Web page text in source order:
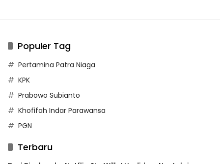
Populer Tag
Pertamina Patra Niaga
KPK
Prabowo Subianto
Khofifah Indar Parawansa
PGN
Terbaru